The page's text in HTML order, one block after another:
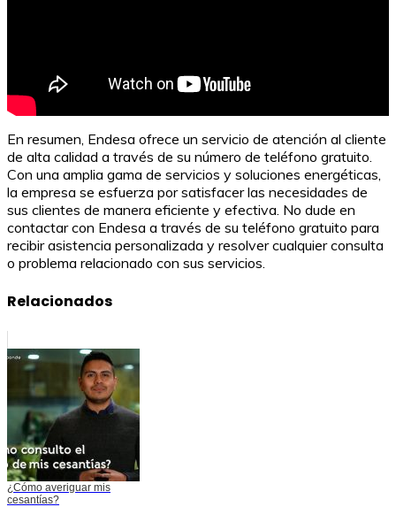
En resumen, Endesa ofrece un servicio de atención al cliente
de alta calidad a través de su número de teléfono gratuito.
Con una amplia gama de servicios y soluciones energéticas,
la empresa se esfuerza por satisfacer las necesidades de
sus clientes de manera eficiente y efectiva. No dude en
contactar con Endesa a través de su teléfono gratuito para
recibir asistencia personalizada y resolver cualquier consulta
o problema relacionado con sus servicios.
Relacionados
¿Cómo averiguar mis
cesantías?